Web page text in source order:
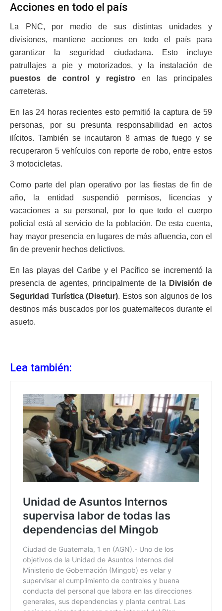
Acciones en todo el país
La PNC, por medio de sus distintas unidades y
divisiones, mantiene acciones en todo el país para
garantizar la seguridad ciudadana. Esto incluye
patrullajes a pie y motorizados, y la instalación de
puestos de control y registro en las principales
carreteras.
En las 24 horas recientes esto permitió la captura de 59
personas, por su presunta responsabilidad en actos
ilícitos. También se incautaron 8 armas de fuego y se
recuperaron 5 vehículos con reporte de robo, entre estos
3 motocicletas.
Como parte del plan operativo por las fiestas de fin de
año, la entidad suspendió permisos, licencias y
vacaciones a su personal, por lo que todo el cuerpo
policial está al servicio de la población. De esta cuenta,
hay mayor presencia en lugares de más afluencia, con el
fin de prevenir hechos delictivos.
En las playas del Caribe y el Pacífico se incrementó la
presencia de agentes, principalmente de la División de
Seguridad Turística (Disetur). Estos son algunos de los
destinos más buscados por los guatemaltecos durante el
asueto.
Lea también: